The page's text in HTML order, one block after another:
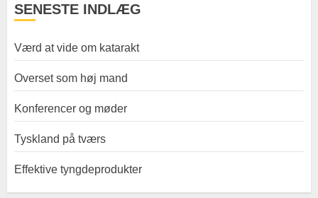
SENESTE INDLÆG
Værd at vide om katarakt
Overset som høj mand
Konferencer og møder
Tyskland på tværs
Effektive tyngdeprodukter